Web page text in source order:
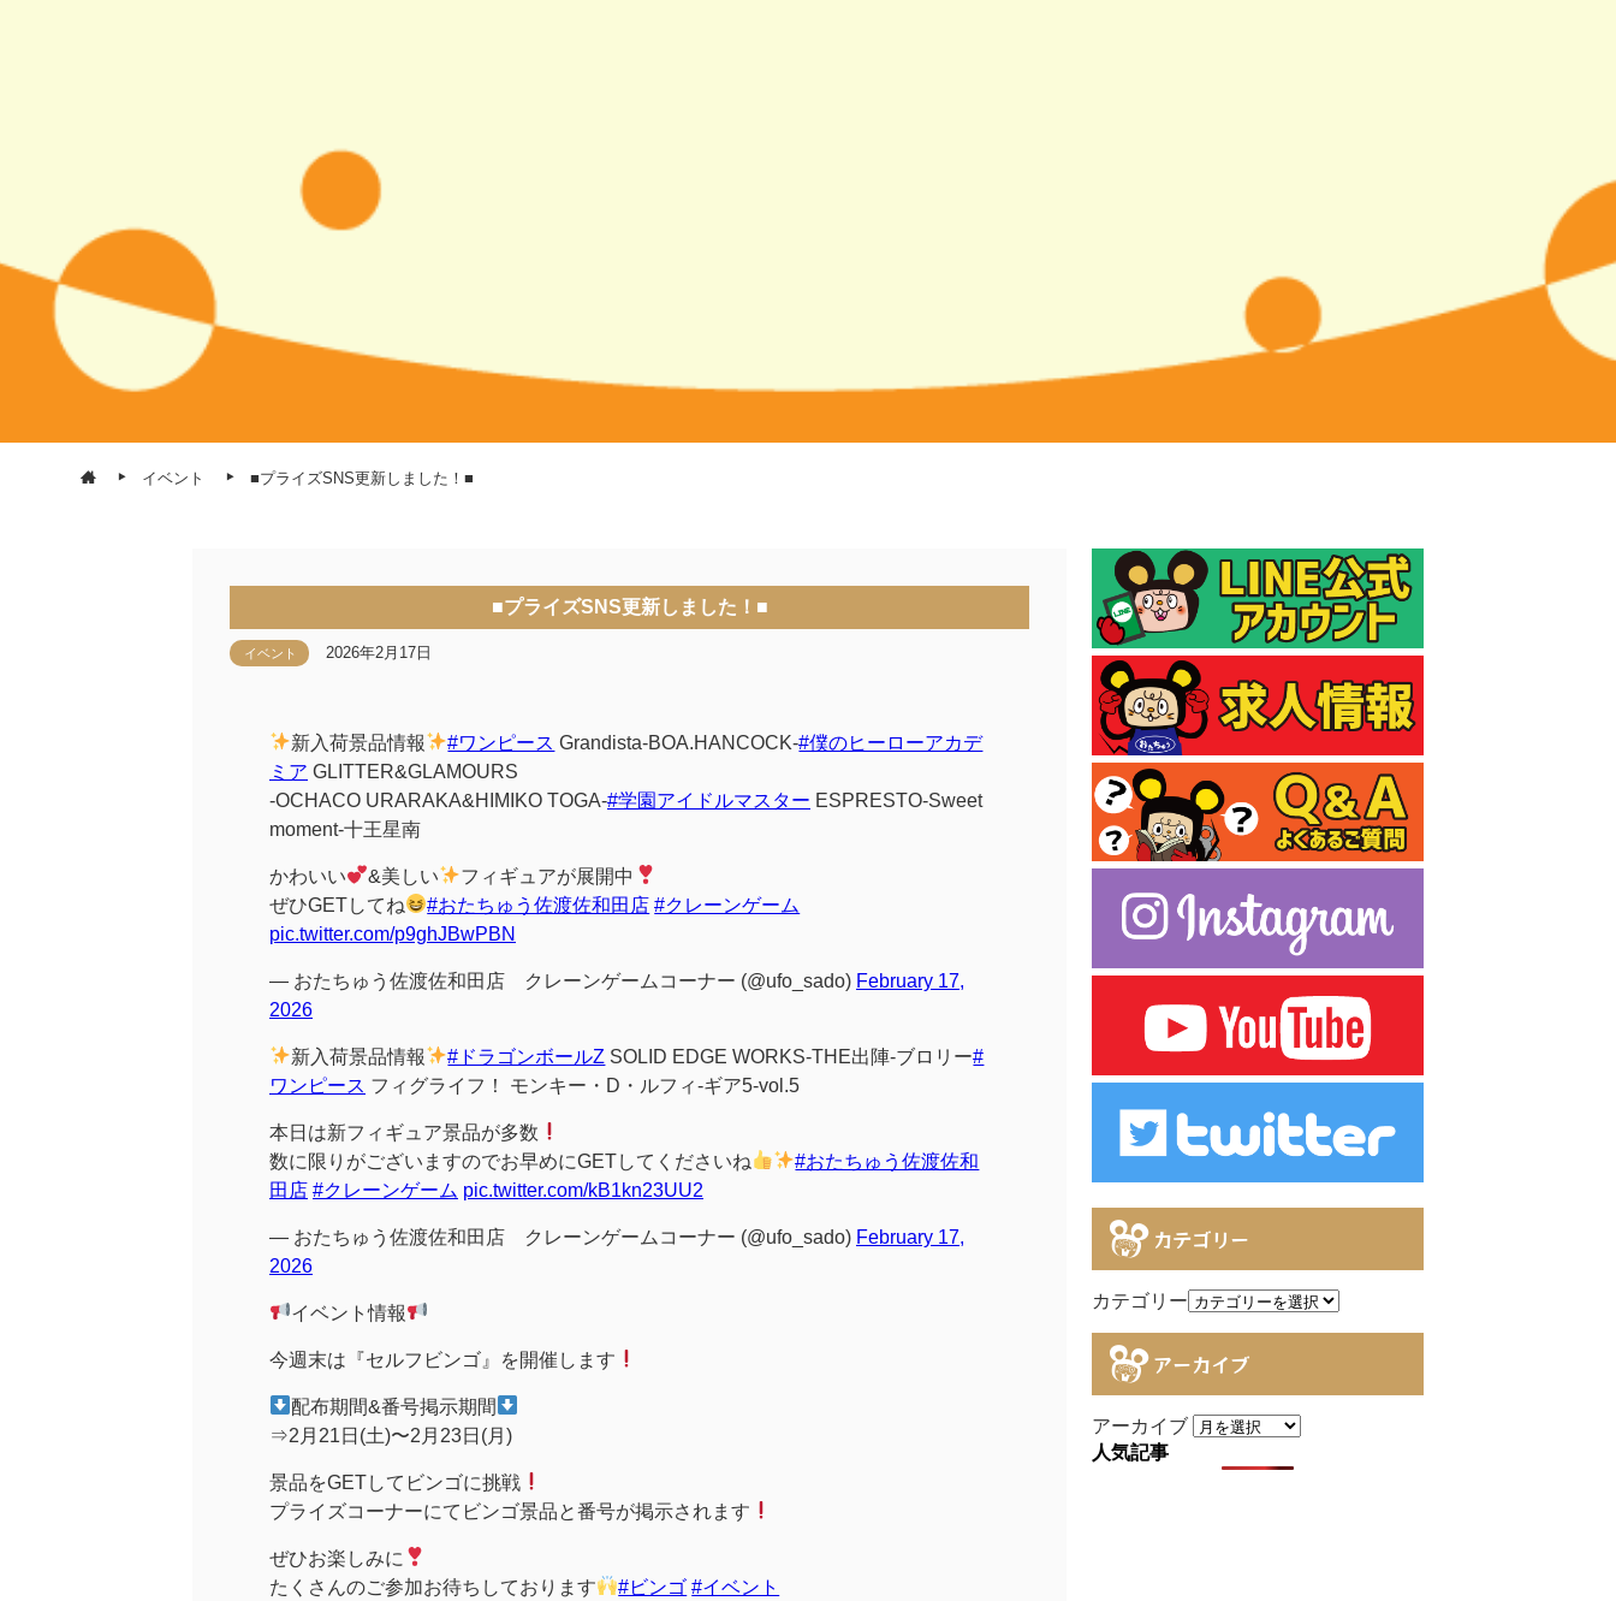
イベント ■プライズSNS更新しました！■
■プライズSNS更新しました！■
イベント 2026年2月17日
新入荷景品情報 #ワンピース Grandista-BOA.HANCOCK-#僕のヒーローアカデ
ミア GLITTER&GLAMOURS
-OCHACO URARAKA&HIMIKO TOGA-#学園アイドルマスター ESPRESTO-Sweet
moment-十王星南
かわいい &美しい
フィギュアが展開中
ぜひGETしてね
#おたちゅう佐渡佐和田店 #クレーンゲーム
pic.twitter.com/p9ghJBwPBN
— おたちゅう佐渡佐和田店 クレーンゲームコーナー (@ufo_sado) February 17,
2026
新入荷景品情報 #ドラゴンボールZ SOLID EDGE WORKS-THE出陣-ブロリー#
ワンピース フィグライフ！ モンキー・D・ルフィ-ギア5-vol.5
本日は新フィギュア景品が多数
数に限りがございますのでお早めにGETしてくださいね
#おたちゅう佐渡佐和
田店 #クレーンゲーム pic.twitter.com/kB1kn23UU2
— おたちゅう佐渡佐和田店 クレーンゲームコーナー (@ufo_sado) February 17,
2026
イベント情報
今週末は『セルフビンゴ』を開催します
配布期間&番号掲示期間
⇒2月21日(土)〜2月23日(月)
景品をGETしてビンゴに挑戦
プライズコーナーにてビンゴ景品と番号が掲示されます
ぜひお楽しみに
たくさんのご参加お待ちしております
#ビンゴ #イベント
カテゴリー
カテゴリー
アーカイブ
アーカイブ
人気記事